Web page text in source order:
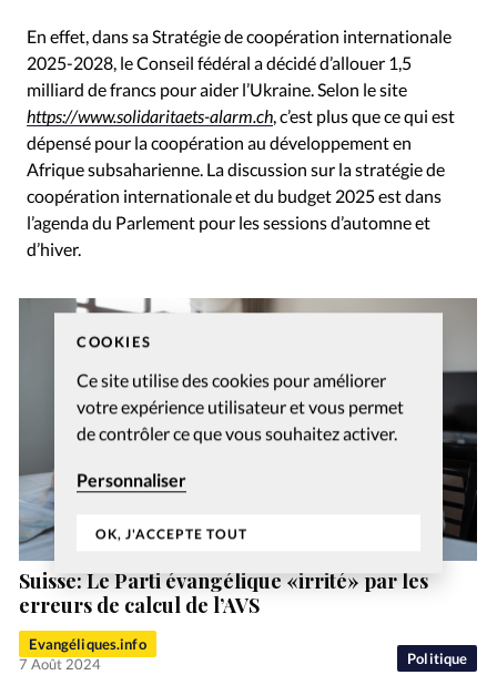
COOKIES
Ce site utilise des cookies pour améliorer
votre expérience utilisateur et vous permet
de contrôler ce que vous souhaitez activer.
Personnaliser
OK, J'ACCEPTE TOUT
En effet, dans sa Stratégie de coopération internationale
2025-2028, le Conseil fédéral a décidé d’allouer 1,5
milliard de francs pour aider l’Ukraine. Selon le site
https://www.solidaritaets-alarm.ch, c’est plus que ce qui est
dépensé pour la coopération au développement en
Afrique subsaharienne. La discussion sur la stratégie de
coopération internationale et du budget 2025 est dans
l’agenda du Parlement pour les sessions d’automne et
d’hiver.
Politique
Suisse: Le Parti évangélique «irrité» par les
erreurs de calcul de l’AVS
Evangéliques.info
7 Août 2024